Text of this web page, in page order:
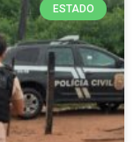
ESTADO